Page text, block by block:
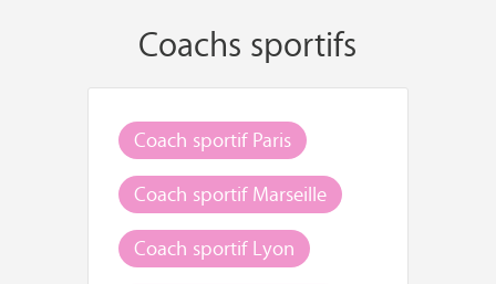
Coachs sportifs
Coach sportif Paris
Coach sportif Marseille
Coach sportif Lyon